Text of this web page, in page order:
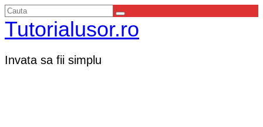
Tutorialusor.ro
Invata sa fii simplu